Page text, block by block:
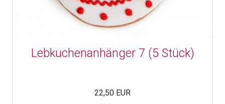
Lebkuchenanhänger 7 (5 Stück)
22,50 EUR